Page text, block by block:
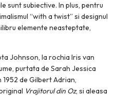
sunt subiective. In plus, pentru
“with a twist” si designul
elemente neasteptate,
Johnson, la rochia Iris van
purtata de Sarah Jessica
de Gilbert Adrian,
Vrajitorul din Oz, si aleasa